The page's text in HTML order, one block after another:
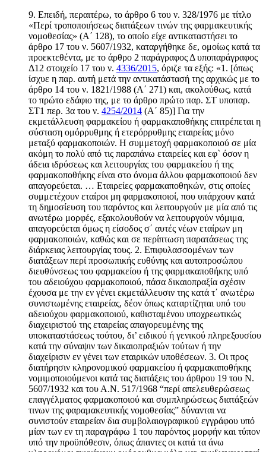
9. Επειδή, περαιτέρω, το άρθρο 6 του ν. 328/1976 με τίτλο
«Περί τροποποιήσεως διατάξεων τινών της φαρμακευτικής
νομοθεσίας» (Α΄ 128), το οποίο είχε αντικαταστήσει το
άρθρο 17 του ν. 5607/1932, καταργήθηκε δε, ομοίως κατά τα
προεκτεθέντα, με το άρθρο 2 παράγραφος Δ υποπαράγραφος
Δ12 στοιχείο 17 του ν. 4336/2015, όριζε τα εξής: «1. [όπως
ίσχυε η παρ. αυτή μετά την αντικατάστασή της αρχικώς με το
άρθρο 14 του ν. 1821/1988 (Α΄ 271) και, ακολούθως, κατά
το πρώτο εδάφιο της, με το άρθρο πρώτο παρ. ΣΤ υποπαρ.
ΣΤ1 περ. 3α του ν. 4254/2014 (Α΄ 85)] Για την
εκμετάλλευση φαρμακείου ή φαρμακαποθήκης επιτρέπεται η
σύσταση ομόρρυθμης ή ετερόρρυθμης εταιρείας μόνο
μεταξύ φαρμακοποιών. Η συμμετοχή φαρμακοποιού σε μία
ακόμη το πολύ από τις παραπάνω εταιρείες και εφ` όσον η
άδεια ιδρύσεως και λειτουργίας του φαρμακείου ή της
φαρμακοποθήκης είναι στο όνομα άλλου φαρμακοποιού δεν
απαγορεύεται. … Εταιρείες φαρμακαποθηκών, στις οποίες
συμμετέχουν εταίροι μη φαρμακοποιοί, που υπάρχουν κατά
τη δημοσίευση του παρόντος και λειτουργούν με μία από τις
ανωτέρω μορφές, εξακολουθούν να λειτουργούν νόμιμα,
απαγορεύεται όμως η είσοδος σ΄ αυτές νέων εταίρων μη
φαρμακοποιών, καθώς και σε περίπτωση παρατάσεως της
διάρκειας λειτουργίας τους. 2. Επιφυλασσομένων των
διατάξεων περί προσωπικής ευθύνης και αυτοπροσώπου
διευθύνσεως του φαρμακείου ή της φαρμακαποθήκης υπό
του αδειούχου φαρμακοποιού, πάσα δικαιοπραξία σχέσιν
έχουσα με την εν γένει εκμετάλλευσιν της κατά τ΄ ανωτέρω
συνιστωμένης εταιρείας, δέον όπως καταρτίζηται υπό του
αδειούχου φαρμακοποιού, καθισταμένου υποχρεωτικώς
διαχειριστού της εταιρείας απαγορευμένης της
υποκαταστάσεως τούτου, δι’ ειδικού ή γενικού πληρεξουσίου
κατά την σύναψιν των δικαιοπραξιών τούτων ή την
διαχείρισιν εν γένει των εταιρικών υποθέσεων. 3. Οι προς
διατήρησιν κληρονομικού φαρμακείου ή φαρμακαποθήκης
νομιμοποιούμενοι κατά τας διατάξεις του άρθρου 19 του Ν.
5607/1932 και του Α.Ν. 517/1968 “περί απελευθερώσεως
επαγγέλματος φαρμακοποιού και συμπληρώσεως διατάξεών
τινων της φαραμακευτικής νομοθεσίας” δύνανται να
συνιστούν εταιρείαν δια συμβολαιογραφικού εγγράφου υπό
μίαν των εν τη παραγράφω 1 του παρόντος μορφήν και τύπον
υπό την προϋπόθεσιν, όπως άπαντες οι κατά τα άνω